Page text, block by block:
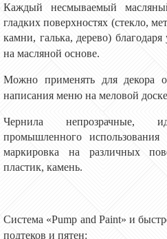
Каждый несмываемый
гладких поверхностях (стекло,
камни, галька, дерево)
на масляной основе.
Можно применять для декора
написания меню на меловой
Чернила непрозрачные,
промышленного использования
маркировка на различных
пластик, камень.
Система «Pump and Paint» и
подтеков и пятен: